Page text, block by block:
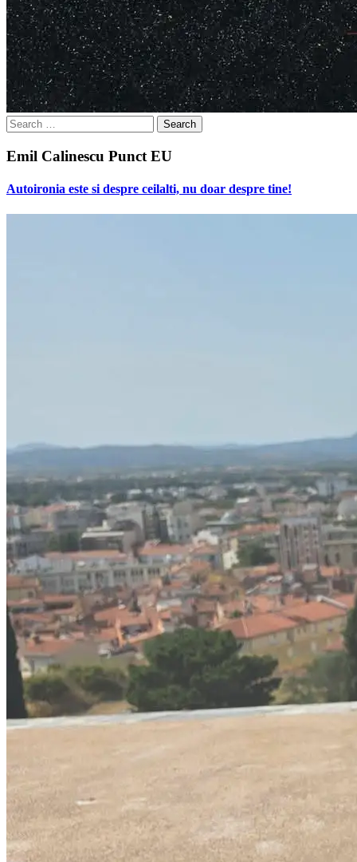
Search
for:
Emil Calinescu Punct EU
Autoironia este si despre ceilalti, nu doar despre tine!